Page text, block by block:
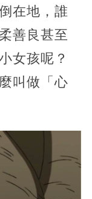
在地，誰
善良甚至
女孩呢？
叫做「心